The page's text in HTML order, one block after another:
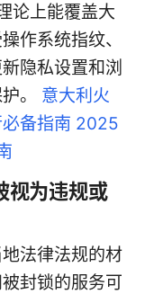
论上能覆盖大
作系统指纹、
隐私设置和浏
。 意大利火
备指南 2025
视为违规或
法律法规的材
封锁的服务可